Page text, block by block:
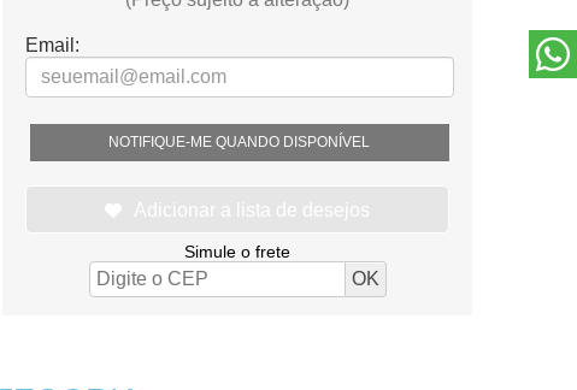
Email:
NOTIFIQUE-ME QUANDO DISPONÍVEL
Simule o frete